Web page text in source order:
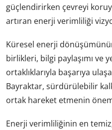
güçlendirirken çevreyi
artıran enerji verimliliği
Küresel enerji
birlikleri, bilgi paylaşımı ve
ortaklıklarıyla başarıya
Bayraktar, sürdürülebilir
ortak hareket etmenin
Enerji verimliliğinin en